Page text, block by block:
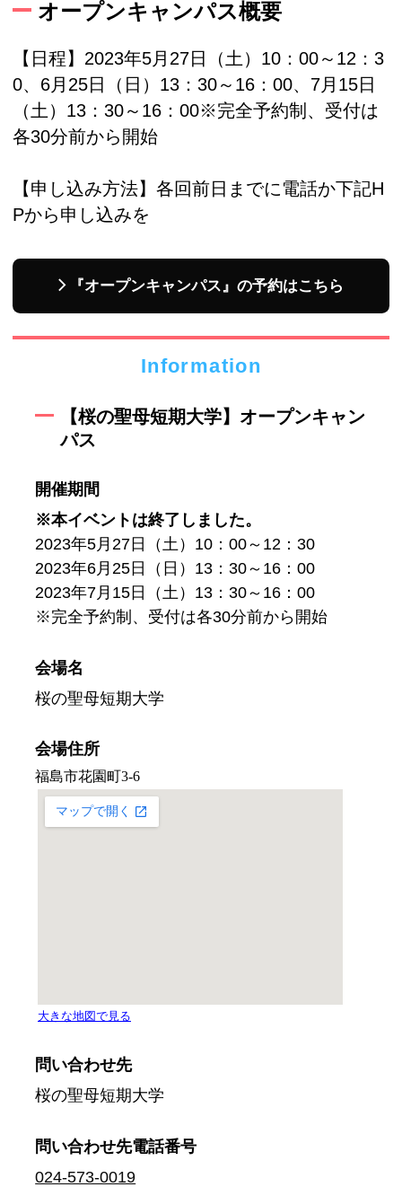
オープンキャンパス概要
【日程】2023年5月27日（土）10：00～12：3
0、6月25日（日）13：30～16：00、7月15日
（土）13：30～16：00※完全予約制、受付は
各30分前から開始
【申し込み方法】各回前日までに電話か下記H
Pから申し込みを
『オープンキャンパス』の予約はこちら
Information
【桜の聖母短期大学】オープンキャン
パス
開催期間
※本イベントは終了しました。
2023年5月27日（土）10：00～12：30
2023年6月25日（日）13：30～16：00
2023年7月15日（土）13：30～16：00
※完全予約制、受付は各30分前から開始
会場名
桜の聖母短期大学
会場住所
問い合わせ先
桜の聖母短期大学
問い合わせ先電話番号
024-573-0019